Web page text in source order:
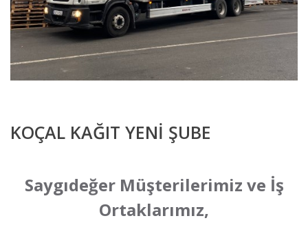
KOÇAL KAĞIT YENİ ŞUBE
Saygıdeğer Müşterilerimiz ve İş
Ortaklarımız,